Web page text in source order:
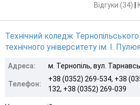
Відгуки (34)
Технічний коледж
технічного університету ім. І.
Адреса: м. Тернопіль, вул.
Телефон:
+38 (0352) 269-534, +38
132, +38 (0352) 269-039